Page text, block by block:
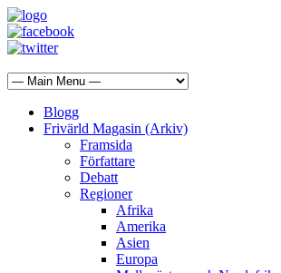
Blogg
Frivärld Magasin (Arkiv)
Framsida
Författare
Debatt
Regioner
Afrika
Amerika
Asien
Europa